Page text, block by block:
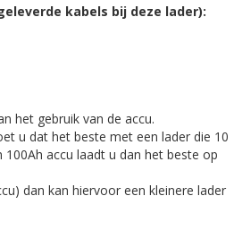
kabels bij deze lader):
het gebruik van de accu.
u dat het beste met een lader die 10
accu laadt u dan het beste op
dan kan hiervoor een kleinere lader